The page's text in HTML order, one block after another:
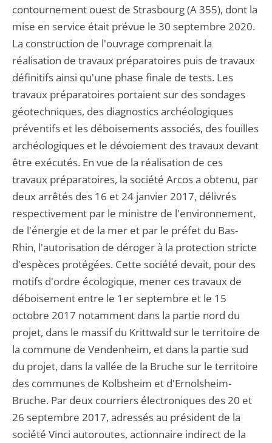
contournement ouest de Strasbourg (A 355), dont la
mise en service était prévue le 30 septembre 2020.
La construction de l'ouvrage comprenait la
réalisation de travaux préparatoires puis de travaux
définitifs ainsi qu'une phase finale de tests. Les
travaux préparatoires portaient sur des sondages
géotechniques, des diagnostics archéologiques
préventifs et les déboisements associés, des fouilles
archéologiques et le dévoiement des travaux devant
être exécutés. En vue de la réalisation de ces
travaux préparatoires, la société Arcos a obtenu, par
deux arrêtés des 16 et 24 janvier 2017, délivrés
respectivement par le ministre de l'environnement,
de l'énergie et de la mer et par le préfet du Bas-
Rhin, l'autorisation de déroger à la protection stricte
d'espèces protégées. Cette société devait, pour des
motifs d'ordre écologique, mener ces travaux de
déboisement entre le 1er septembre et le 15
octobre 2017 notamment dans la partie nord du
projet, dans le massif du Krittwald sur le territoire de
la commune de Vendenheim, et dans la partie sud
du projet, dans la vallée de la Bruche sur le territoire
des communes de Kolbsheim et d'Ernolsheim-
Bruche. Par deux courriers électroniques des 20 et
26 septembre 2017, adressés au président de la
société Vinci autoroutes, actionnaire indirect de la